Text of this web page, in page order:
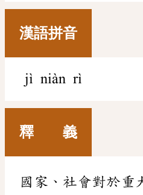
漢語拼音
jì niàn rì
釋 義
國家、社會對於重